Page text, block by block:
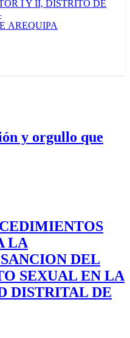
I Y II, DISTRITO DE
AREQUIPA
y orgullo que
LA
DEL
SEXUAL EN LA
DISTRITAL DE